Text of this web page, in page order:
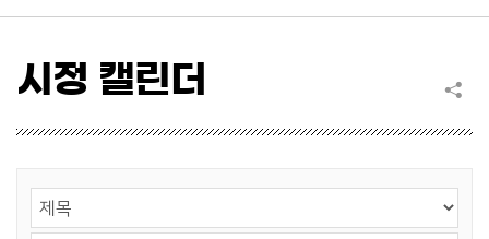
시정 캘린더